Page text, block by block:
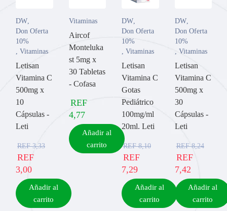
DW
Don Oferta
10%
Vitaminas
Letisan
Vitamina C
500mg x
10
Cápsulas -
Leti
REF3,33
REF
3,00
Añadir al
carrito
Vitaminas
Aircof
Monteluka
st 5mg x
30 Tabletas
- Cofasa
REF
4,77
Añadir al
carrito
DW
Don Oferta
10%
Vitaminas
Letisan
Vitamina C
Gotas
Pediátrico
100mg/ml
20ml. Leti
REF8,10
REF
7,29
Añadir al
carrito
DW,
Don Oferta
10%
Vitaminas
Letisan
Vitamina C
500mg x
30
Cápsulas -
Leti
REF8,24
REF
7,42
Añadir al
carrito